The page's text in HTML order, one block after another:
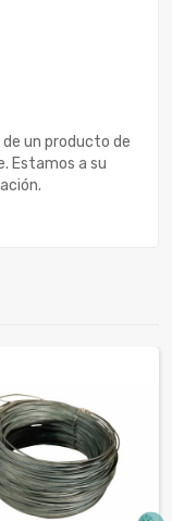
un producto de
Estamos a su